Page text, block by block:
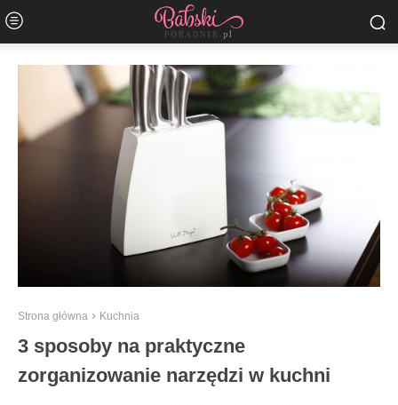
Strona główna Kuchnia
3 sposoby na praktyczne
zorganizowanie narzędzi w kuchni